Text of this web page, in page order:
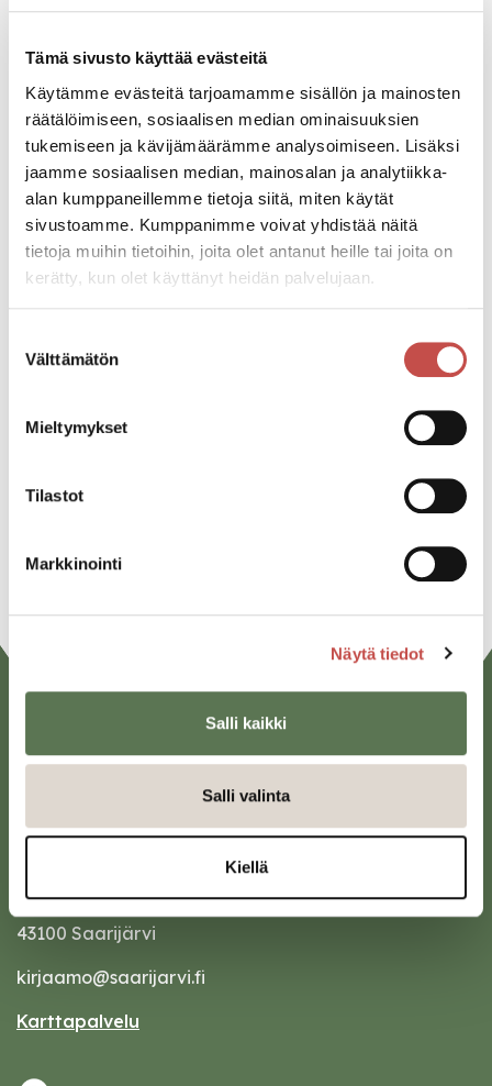
Tämä sivusto käyttää evästeitä
Käytämme evästeitä tarjoamamme sisällön ja mainosten
räätälöimiseen, sosiaalisen median ominaisuuksien
tukemiseen ja kävijämäärämme analysoimiseen. Lisäksi
jaamme sosiaalisen median, mainosalan ja analytiikka-
alan kumppaneillemme tietoja siitä, miten käytät
sivustoamme. Kumppanimme voivat yhdistää näitä
tietoja muihin tietoihin, joita olet antanut heille tai joita on
kerätty, kun olet käyttänyt heidän palvelujaan.
valinta
Välttämätön
Mieltymykset
Tilastot
Markkinointi
Näytä tiedot
Salli kaikki
Salli valinta
Kiellä
Tapahtuman järjestäjä
jamk Biotalouskampus, Pohjoisen Keski-Suomen
Ammattiopisto ja Saarijärven kaupunki
Tapahtumapaikka
Tuumalantie 17 43130 Tarvaala
Katso kaikki tapahtumat
Jaa tapahtuma:
Linkedin
Sivulantie 11, PL 13
43100 Saarijärvi
kirjaamo@saarijarvi.fi
Karttapalvelu